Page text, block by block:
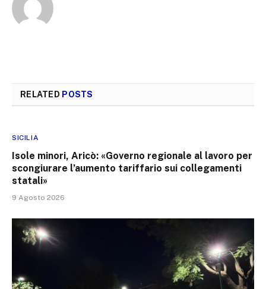
RELATED POSTS
SICILIA
Isole minori, Aricò: «Governo regionale al lavoro per
scongiurare l’aumento tariffario sui collegamenti
statali»
9 Agosto 2026